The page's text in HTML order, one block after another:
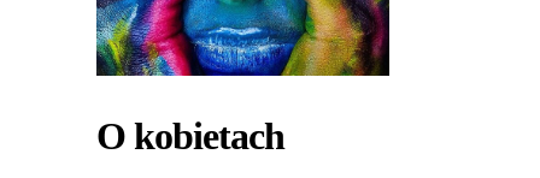
O kobietach